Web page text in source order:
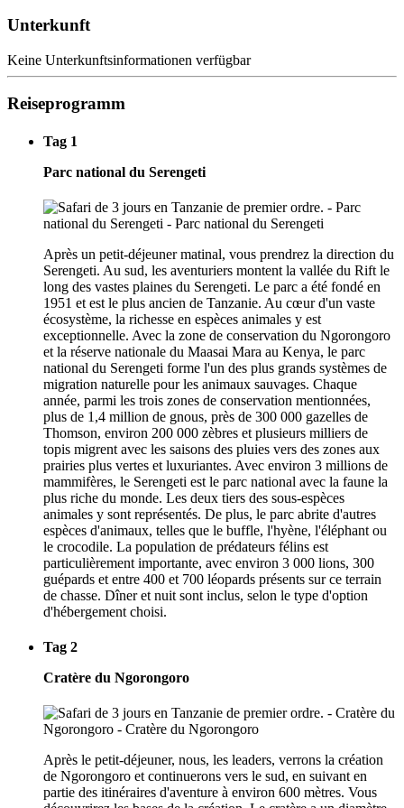
Unterkunft
Keine Unterkunftsinformationen verfügbar
Reiseprogramm
Tag 1
Parc national du Serengeti
Après un petit-déjeuner matinal, vous prendrez la direction du
Serengeti. Au sud, les aventuriers montent la vallée du Rift le
long des vastes plaines du Serengeti. Le parc a été fondé en
1951 et est le plus ancien de Tanzanie. Au cœur d'un vaste
écosystème, la richesse en espèces animales y est
exceptionnelle. Avec la zone de conservation du Ngorongoro
et la réserve nationale du Maasai Mara au Kenya, le parc
national du Serengeti forme l'un des plus grands systèmes de
migration naturelle pour les animaux sauvages. Chaque
année, parmi les trois zones de conservation mentionnées,
plus de 1,4 million de gnous, près de 300 000 gazelles de
Thomson, environ 200 000 zèbres et plusieurs milliers de
topis migrent avec les saisons des pluies vers des zones aux
prairies plus vertes et luxuriantes. Avec environ 3 millions de
mammifères, le Serengeti est le parc national avec la faune la
plus riche du monde. Les deux tiers des sous-espèces
animales y sont représentés. De plus, le parc abrite d'autres
espèces d'animaux, telles que le buffle, l'hyène, l'éléphant ou
le crocodile. La population de prédateurs félins est
particulièrement importante, avec environ 3 000 lions, 300
guépards et entre 400 et 700 léopards présents sur ce terrain
de chasse. Dîner et nuit sont inclus, selon le type d'option
d'hébergement choisi.
Tag 2
Cratère du Ngorongoro
Après le petit-déjeuner, nous, les leaders, verrons la création
de Ngorongoro et continuerons vers le sud, en suivant en
partie des itinéraires d'aventure à environ 600 mètres. Vous